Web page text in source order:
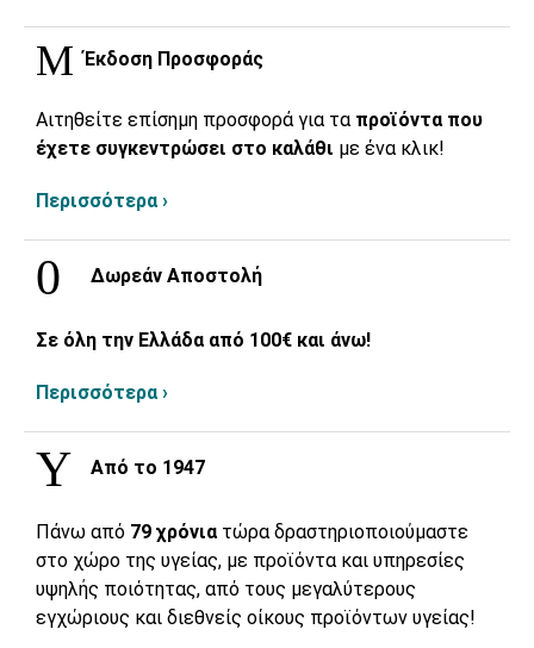
Έκδοση Προσφοράς
Αιτηθείτε επίσημη προσφορά για τα προϊόντα που
έχετε συγκεντρώσει στο καλάθι με ένα κλικ!
Περισσότερα ›
Δωρεάν Αποστολή
Σε όλη την Ελλάδα από 100€ και άνω!
Περισσότερα ›
Από το 1947
Πάνω από 79 χρόνια τώρα δραστηριοποιούμαστε
στο χώρο της υγείας, με προϊόντα και υπηρεσίες
υψηλής ποιότητας, από τους μεγαλύτερους
εγχώριους και διεθνείς οίκους προϊόντων υγείας!